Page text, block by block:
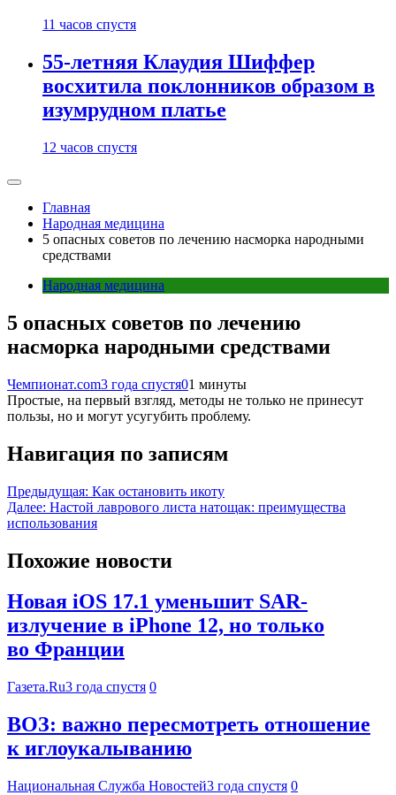
11 часов спустя
55-летняя Клаудия Шиффер
восхитила поклонников образом в
изумрудном платье
12 часов спустя
Главная
Народная медицина
5 опасных советов по лечению насморка народными
средствами
Народная медицина
5 опасных советов по лечению
насморка народными средствами
Чемпионат.com3 года спустя01 минуты
Простые, на первый взгляд, методы не только не принесут
пользы, но и могут усугубить проблему.
Навигация по записям
Предыдущая: Как остановить икоту
Далее: Настой лаврового листа натощак: преимущества
использования
Похожие новости
Новая iOS 17.1 уменьшит SAR-
излучение в iPhone 12, но только
во Франции
Газета.Ru3 года спустя 0
ВОЗ: важно пересмотреть отношение
к иглоукалыванию
Национальная Служба Новостей3 года спустя 0